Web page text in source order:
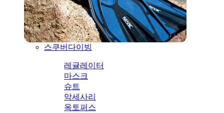
스쿠버다이빙
레귤레이터
마스크
슈트
악세사리
옥토퍼스